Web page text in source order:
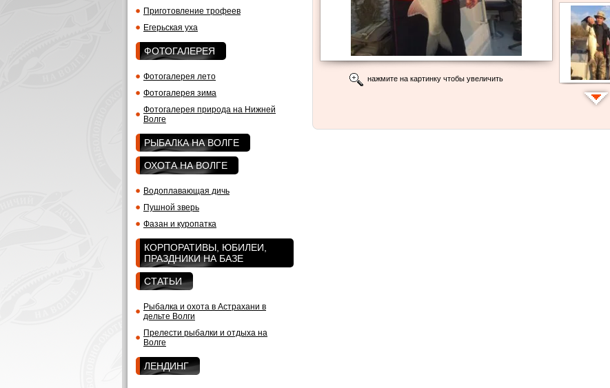
Приготовление трофеев
Егерьская уха
ФОТОГАЛЕРЕЯ
Фотогалерея лето
Фотогалерея зима
Фотогалерея природа на Нижней
Волге
РЫБАЛКА НА ВОЛГЕ
ОХОТА НА ВОЛГЕ
Водоплавающая дичь
Пушной зверь
Фазан и куропатка
КОРПОРАТИВЫ, ЮБИЛЕИ,
ПРАЗДНИКИ НА БАЗЕ
СТАТЬИ
Рыбалка и охота в Астрахани в
дельте Волги
Прелести рыбалки и отдыха на
Волге
ЛЕНДИНГ
нажмите на картинку чтобы увеличить